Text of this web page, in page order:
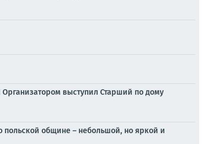
выступил Старший по дому
общине – небольшой, но яркой и